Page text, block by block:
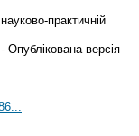
практичній
Опублікована версія